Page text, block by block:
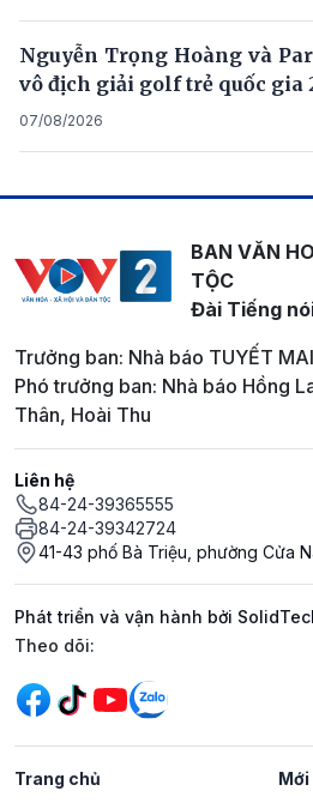
Nguyễn Trọng Hoàng và
vô địch giải golf trẻ quốc gia
07/08/2026
BAN VĂN
TỘC
Đài Tiếng
Trưởng ban: Nhà báo TUYẾT MAI
Phó trưởng ban: Nhà báo Hồng
Thân, Hoài Thu
Liên hệ
84-24-39365555
84-24-39342724
41-43 phố Bà Triệu, phường Cửa
Phát triển và vận hành bởi
Mạng xã hội
Theo dõi:
Trang chủ